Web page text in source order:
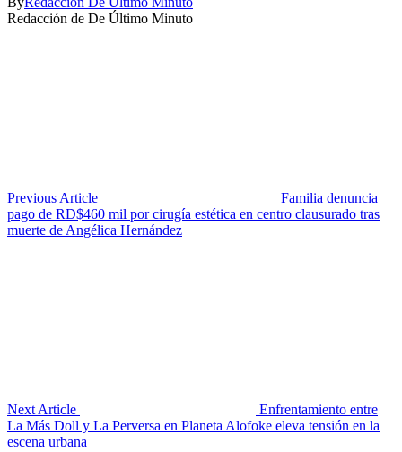
Redacción de De Último Minuto
Previous Article
Familia denuncia
pago de RD$460 mil por cirugía estética en centro clausurado tras
muerte de Angélica Hernández
Next Article
Enfrentamiento entre
La Más Doll y La Perversa en Planeta Alofoke eleva tensión en la
escena urbana